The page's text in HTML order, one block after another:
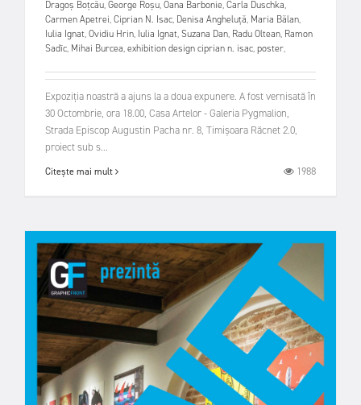
Dragoș Boțcău,George Roșu,Oana Barbonie,Carla Duschka,
Carmen Apetrei,Ciprian N. Isac, Denisa Angheluță, Maria Bălan,
Iulia Ignat,Ovidiu Hrin, Iulia Ignat,Suzana Dan, Radu Oltean, Ramon
Sadîc, Mihai Burcea,exhibition design ciprian n. isac,poster,
Expoziția noastră a ajuns la a doua expunere. A fost vernisată în
30 Octombrie, ora 18.00, Casa Artelor - Galeria Pygmalion,
Strada Episcop Augustin Pacha nr. 8, Timișoara Răcnet 2.0,
proiect sub s...
Citește mai mult 1988